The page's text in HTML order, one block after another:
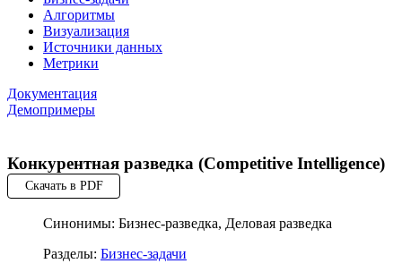
Алгоритмы
Визуализация
Источники данных
Метрики
Документация
Демопримеры
Конкурентная разведка (Competitive Intelligence)
Скачать в PDF
Синонимы: Бизнес-разведка, Деловая разведка
Разделы: Бизнес-задачи